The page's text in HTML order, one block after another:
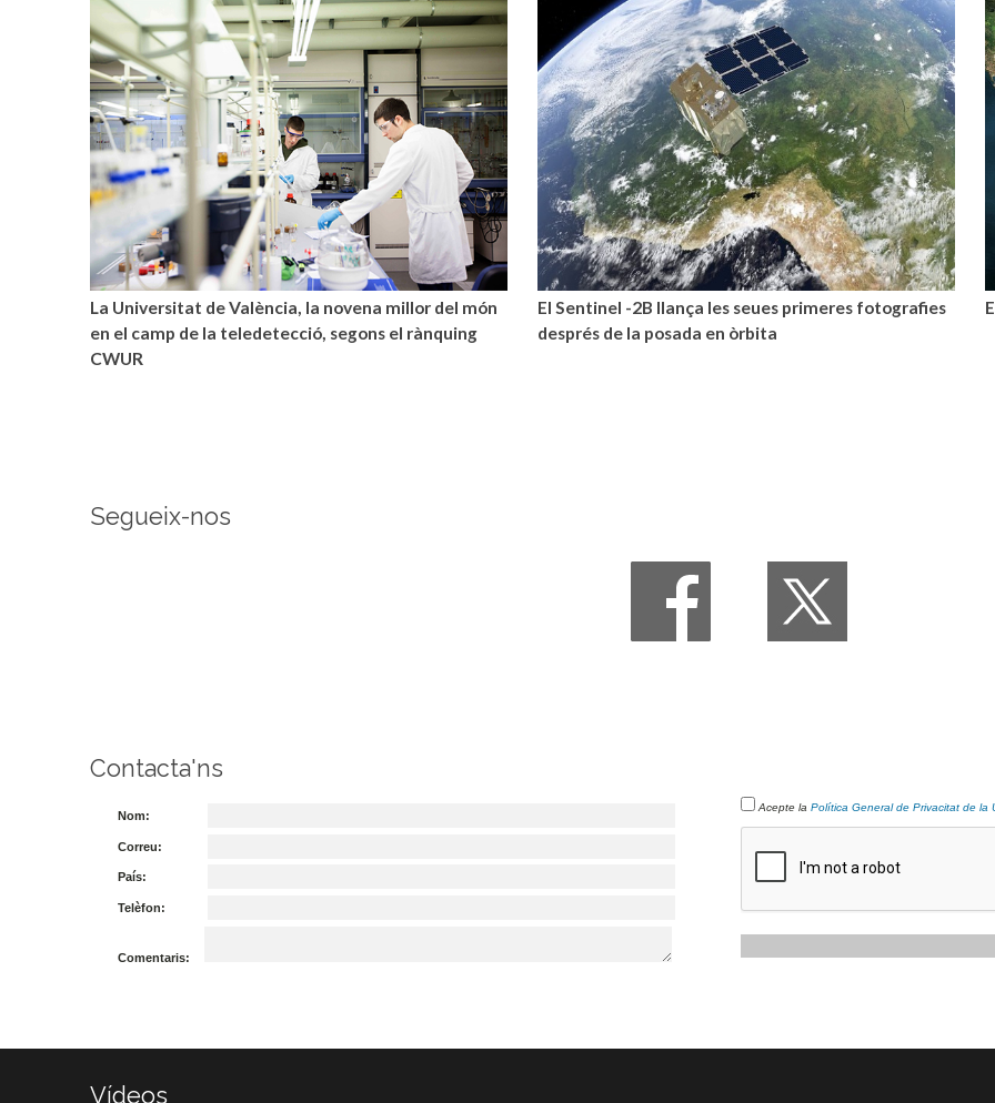
La Universitat de València, la novena millor del món
en el camp de la teledetecció, segons el rànquing
CWUR
El Sentinel -2B llança les seues primeres fotografies
després de la posada en òrbita
Segueix-nos
Contacta'ns
Nom:
Correu:
País:
Telèfon:
Comentaris:
Acepte laPolítica General de Privacitat de la
Vídeos